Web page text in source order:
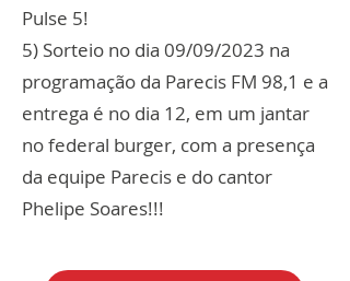
Pulse 5!
5) Sorteio no dia 09/09/2023 na
programação da Parecis FM 98,1 e a
entrega é no dia 12, em um jantar
no federal burger, com a presença
da equipe Parecis e do cantor
Phelipe Soares!!!